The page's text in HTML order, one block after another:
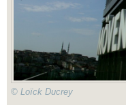
© Loïck Ducrey